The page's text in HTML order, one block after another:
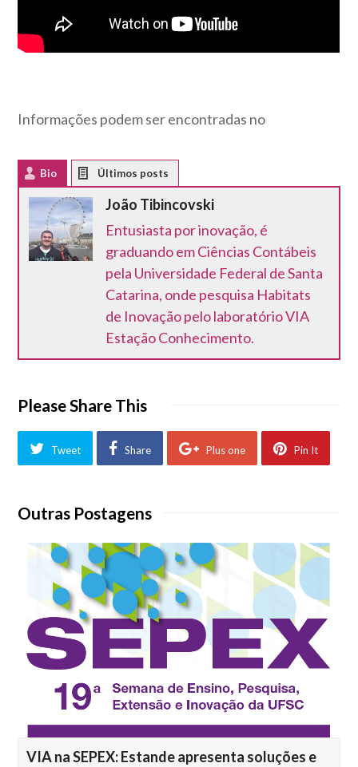
Informações podem ser encontradas no
Bio
João Tibincovski
Entusiasta por inovação, é
graduando em Ciências Contábeis
pela Universidade Federal de Santa
Catarina, onde pesquisa Habitats
de Inovação pelo laboratório VIA
Estação Conhecimento.
Please Share This
Tweet Share Plus one Pin It
Outras Postagens
VIA na SEPEX: Estande apresenta soluções e